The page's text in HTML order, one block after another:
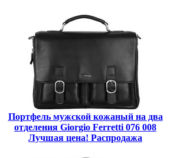
Портфель мужской кожаный на два
отделения Giorgio Ferretti 076 008
Лучшая цена! Распродажа